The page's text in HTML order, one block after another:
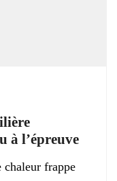
à l’épreuve
chaleur frappe